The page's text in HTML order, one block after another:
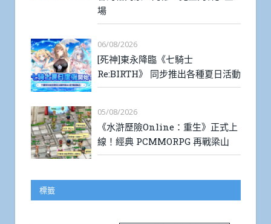
場
06/08/2026
[死神]東永降臨《七騎士
Re:BIRTH》 同步推出各種夏日活動
05/08/2026
《水滸歷險Online：重生》正式上
線！經典 PCMMORPG 再戰梁山
標籤